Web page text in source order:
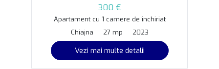
300 €
Apartament cu 1 camere de închiriat
Chiajna
27 mp 2023
Vezi mai multe detalii